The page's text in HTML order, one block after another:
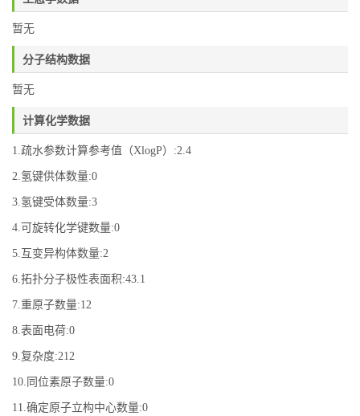
暂无
分子结构数据
暂无
计算化学数据
1.疏水参数计算参考值（XlogP）:2.4
2.氢键供体数量:0
3.氢键受体数量:3
4.可旋转化学键数量:0
5.互变异构体数量:2
6.拓扑分子极性表面积:43.1
7.重原子数量:12
8.表面电荷:0
9.复杂度:212
10.同位素原子数量:0
11.确定原子立构中心数量:0